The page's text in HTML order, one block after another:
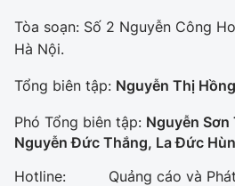
Tòa soạn: Số 2 Nguyễn Công
Hà Nội.
Tổng biên tập: Nguyễn Thị
Phó Tổng biên tập: Nguyễn Sơn
Nguyễn Đức Thắng, La Đức
Hotline:
Quảng cáo và